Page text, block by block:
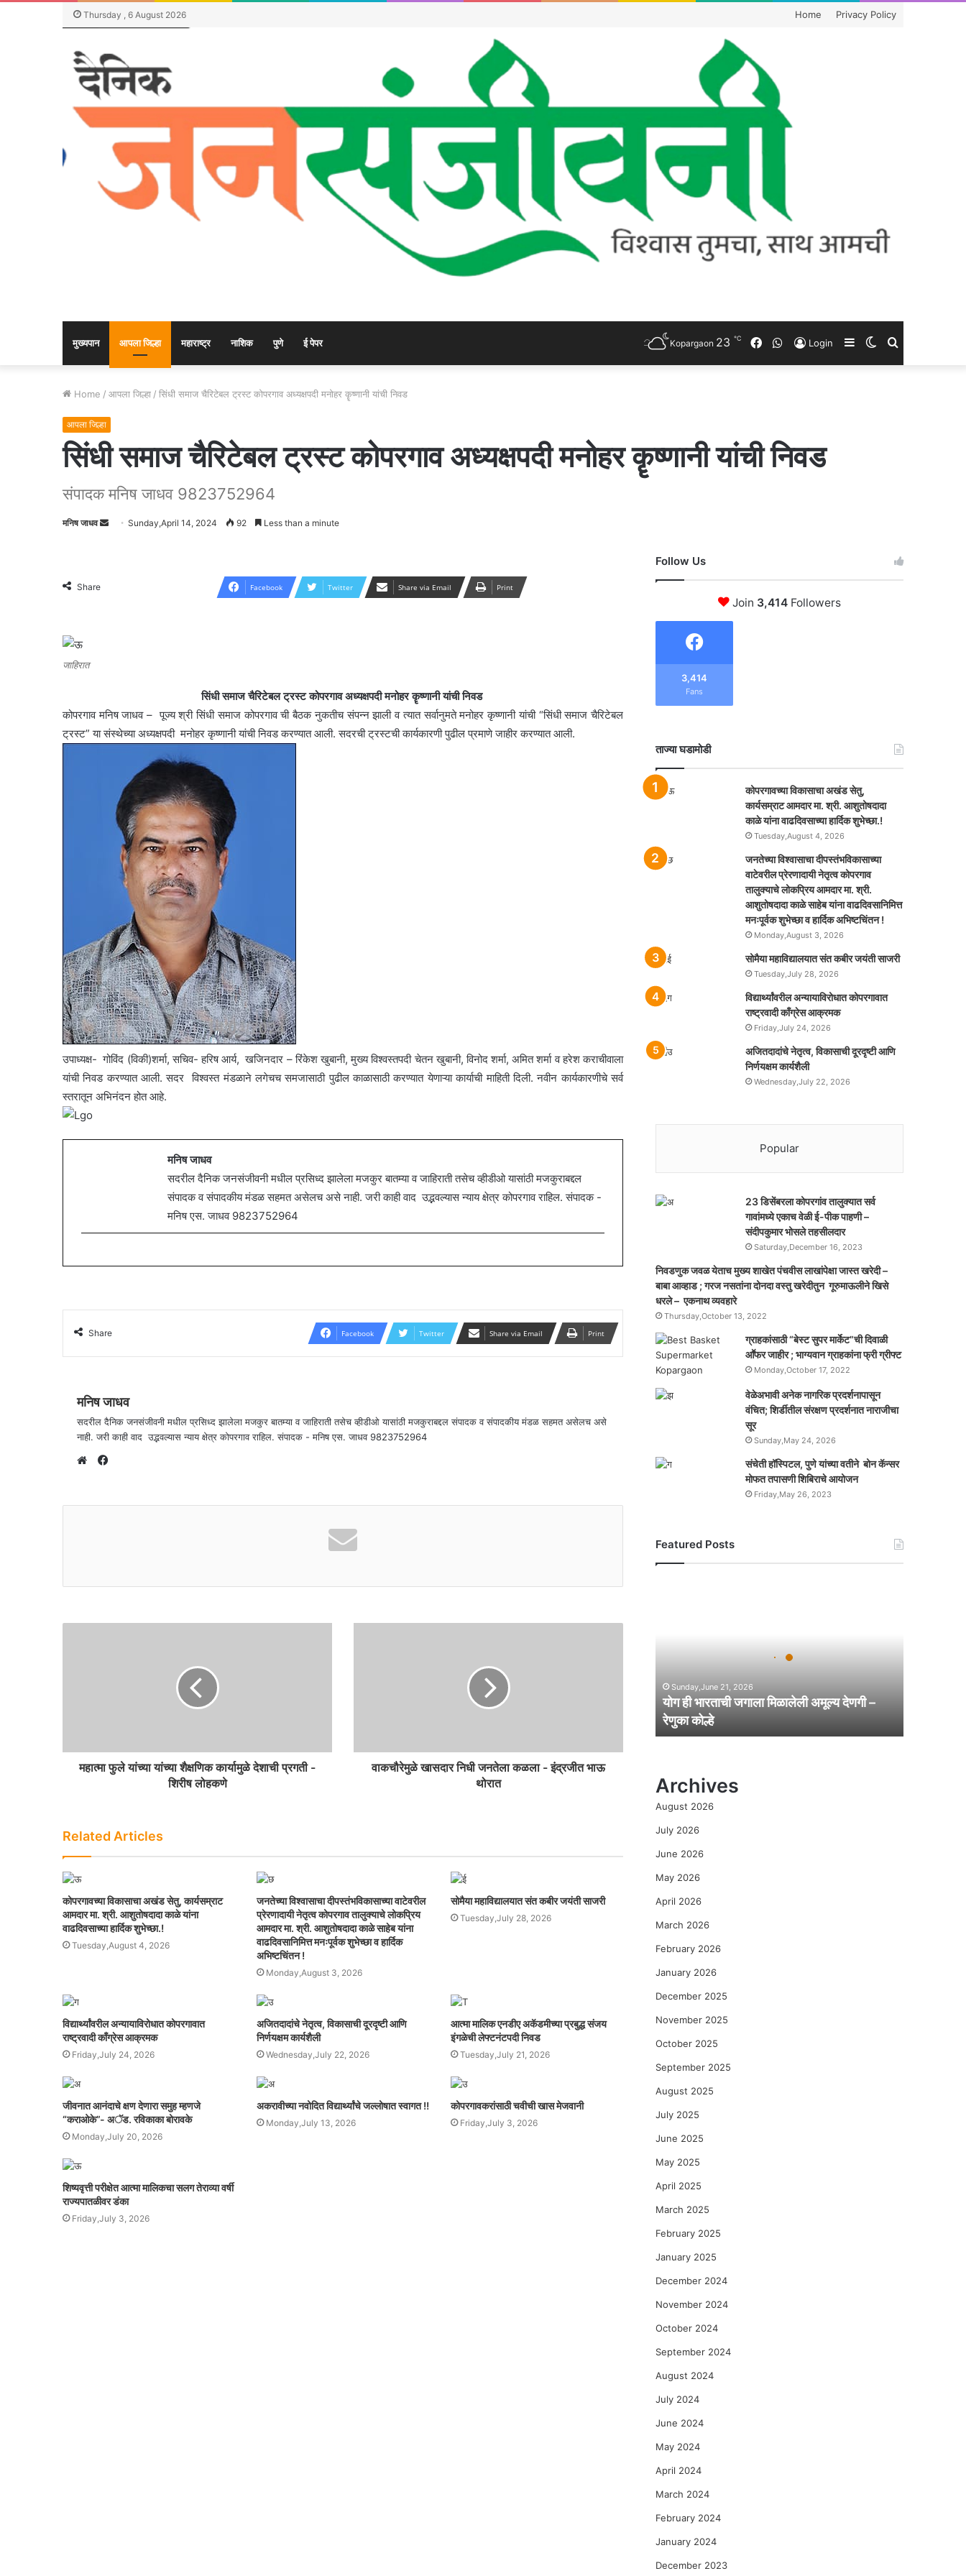
Thursday , 6 August 2026 Home Privacy Policy
मुख्यपान आपला जिल्हा महाराष्ट्र नाशिक पुणे ई पेपर Search
Switch
Sidebar
Login
WhatsApp
Facebook
Kopargaon 23 ℃
Home / आपला जिल्हा / सिंधी समाज चैरिटेबल ट्रस्ट कोपरगाव अध्यक्षपदी मनोहर कॄष्णानी यांची निवड
आपला जिल्हा
सिंधी समाज चैरिटेबल ट्रस्ट कोपरगाव अध्यक्षपदी मनोहर कॄष्णानी यांची निवड
संपादक मनिष जाधव 9823752964
मनिष जाधव
SendSunday,April 14, 2024 92 Less than a minute
Share Facebook Twitter Share via Email Print
जाहिरात
सिंधी समाज चैरिटेबल ट्रस्ट कोपरगाव अध्यक्षपदी मनोहर कॄष्णानी यांची निवड
कोपरगाव मनिष जाधव – पूज्य श्री सिंधी समाज कोपरगाव ची बैठक नुकतीच संपन्न झाली व त्यात सर्वानुमते मनोहर कृष्णानी यांची “सिंधी समाज चैरिटेबल
ट्रस्ट” या संस्थेच्या अध्यक्षपदी मनोहर कृष्णानी यांची निवड करण्यात आली. सदरची ट्रस्टची कार्यकारणी पुढील प्रमाणे जाहीर करण्यात आली.
उपाध्यक्ष- गोविंद (विकी)शर्मा, सचिव- हरिष आर्य,खजिनदार – रिंकेश खुबानी, मुख्य विश्वस्तपदीचेतन खुबानी, विनोद शर्मा, अमित शर्मा व हरेश कराचीवाला
यांची निवड करण्यात आली. सदर विश्वस्त मंडळाने लगेचच समजासाठी पुढील काळासाठी करण्यात येणाऱ्या कार्याची माहिती दिली.नवीन कार्यकारणीचे सर्व
स्तरातून अभिनंदन होत आहे.
मनिष जाधव
सदरील दैनिक जनसंजीवनी मधील प्रसिध्द झालेला मजकुर बातम्या व जाहिराती तसेच व्हीडीओ यासांठी मजकुराबद्दल
संपादक व संपादकीय मंडळ सहमत असेलच असे नाही. जरी काही वाद उद्भवल्यास न्याय क्षेत्र कोपरगाव राहिल. संपादक -
मनिष एस. जाधव 9823752964
Share Facebook Twitter Share via Email Print
मनिष जाधव
सदरील दैनिक जनसंजीवनी मधील प्रसिध्द झालेला मजकुर बातम्या व जाहिराती तसेच व्हीडीओ यासांठी मजकुराबद्दल संपादक व संपादकीय मंडळ सहमत असेलच असे
नाही. जरी काही वाद उद्भवल्यास न्याय क्षेत्र कोपरगाव राहिल. संपादक - मनिष एस. जाधव 9823752964
महात्मा फुले यांच्या यांच्या शैक्षणिक कार्यामुळे देशाची प्रगती -
शिरीष लोहकणे
वाकचौरेमुळे खासदार निधी जनतेला कळला - इंद्रजीत भाऊ
थोरात
Related Articles
कोपरगावच्या विकासाचा अखंड सेतु, कार्यसम्राट
आमदार मा. श्री. आशुतोषदादा काळे यांना
वाढदिवसाच्या हार्दिक शुभेच्छा.!
Tuesday,August 4, 2026
जनतेच्या विश्वासाचा दीपस्तंभविकासाच्या वाटेवरील
प्रेरणादायी नेतृत्व कोपरगाव तालुक्याचे लोकप्रिय
आमदार मा. श्री. आशुतोषदादा काळे साहेब यांना
वाढदिवसानिमित्त मनःपूर्वक शुभेच्छा व हार्दिक
अभिष्टचिंतन !
Monday,August 3, 2026
सोमैया महाविद्यालयात संत कबीर जयंती साजरी
Tuesday,July 28, 2026
विद्यार्थ्यांवरील अन्यायाविरोधात कोपरगावात
राष्ट्रवादी काँग्रेस आक्रमक
Friday,July 24, 2026
अजितदादांचे नेतृत्व, विकासाची दूरदृष्टी आणि
निर्णयक्षम कार्यशैली
Wednesday,July 22, 2026
आत्मा मालिक एनडीए अकॅडमीच्या प्रबुद्ध संजय
इंगळेची लेफ्टनंटपदी निवड
Tuesday,July 21, 2026
जीवनात आनंदाचे क्षण देणारा समुह म्हणजे
“कराओके”- अॅड. रविकाका बोरावके
Monday,July 20, 2026
अकरावीच्या नवोदित विद्यार्थ्यांचे जल्लोषात स्वागत !!
Monday,July 13, 2026
कोपरगावकरांसाठी चवीची खास मेजवानी
Friday,July 3, 2026
शिष्यवृत्ती परीक्षेत आत्मा मालिकचा सलग तेराव्या वर्षी
राज्यपातळीवर डंका
Friday,July 3, 2026
Follow Us
Join 3,414 Followers
3,414
Fans
ताज्या घडामोडी
कोपरगावच्या विकासाचा अखंड सेतु,
कार्यसम्राट आमदार मा. श्री. आशुतोषदादा
काळे यांना वाढदिवसाच्या हार्दिक शुभेच्छा.!
Tuesday,August 4, 2026
जनतेच्या विश्वासाचा दीपस्तंभविकासाच्या
वाटेवरील प्रेरणादायी नेतृत्व कोपरगाव
तालुक्याचे लोकप्रिय आमदार मा. श्री.
आशुतोषदादा काळे साहेब यांना वाढदिवसानिमित्त
मनःपूर्वक शुभेच्छा व हार्दिक अभिष्टचिंतन !
Monday,August 3, 2026
सोमैया महाविद्यालयात संत कबीर जयंती साजरी
Tuesday,July 28, 2026
विद्यार्थ्यांवरील अन्यायाविरोधात कोपरगावात
राष्ट्रवादी काँग्रेस आक्रमक
Friday,July 24, 2026
अजितदादांचे नेतृत्व, विकासाची दूरदृष्टी आणि
निर्णयक्षम कार्यशैली
Wednesday,July 22, 2026
Popular
23 डिसेंबरला कोपरगांव तालुक्‍यात सर्व
गावांमध्ये एकाच वेळी ई-पीक पाहणी –
संदीपकुमार भोसले तहसीलदार
Saturday,December 16, 2023
निवडणुक जवळ येताच मुख्य शाखेत पंचवीस लाखांपेक्षा जास्त खरेदी –
बाबा आव्हाड ; गरज नसतांना दोनदा वस्तु खरेदीतुन गूरुमाऊलीने खिसे
धरले – एकनाथ व्यवहारे
Thursday,October 13, 2022
ग्राहकांसाठी “बेस्ट सुपर मार्केट”ची दिवाळी
आॕफर जाहीर ; भाग्यवान ग्राहकांना फ्री ग्रीफ्ट
Monday,October 17, 2022
वेळेअभावी अनेक नागरिक प्रदर्शनापासून
वंचित; शिर्डीतील संरक्षण प्रदर्शनात नाराजीचा
सूर
Sunday,May 24, 2026
संचेती हॉस्पिटल, पुणे यांच्या वतीने बोन कॅन्सर
मोफत तपासणी शिबिराचे आयोजन
Friday,May 26, 2023
Featured Posts
गा
ला
मि
ली
मू
ल्य
ण
गी
रे
को
Sunday,June 21, 2026
योग ही भारताची जगाला मिळालेली अमूल्य देणगी –
रेणुका कोल्हे
Archives
August 2026
July 2026
June 2026
May 2026
April 2026
March 2026
February 2026
January 2026
December 2025
November 2025
October 2025
September 2025
August 2025
July 2025
June 2025
May 2025
April 2025
March 2025
February 2025
January 2025
December 2024
November 2024
October 2024
September 2024
August 2024
July 2024
June 2024
May 2024
April 2024
March 2024
February 2024
January 2024
December 2023